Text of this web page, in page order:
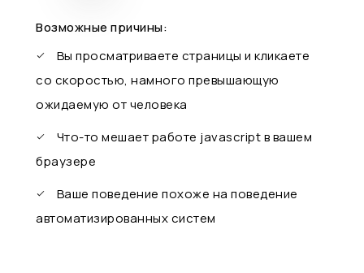
Возможные причины:
Вы просматриваете страницы и кликаете
со скоростью, намного превышающую
ожидаемую от человека
Что-то мешает работе javascript в вашем
браузере
Ваше поведение похоже на поведение
автоматизированных систем